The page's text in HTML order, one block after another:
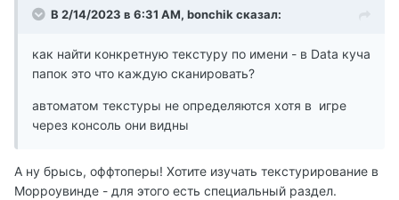
В 2/14/2023 в 6:31 AM, bonchikсказал:
как найти конкретную текстуру по имени - в Data куча
папок это что каждую сканировать?
автоматом текстуры не определяются хотя в игре
через консоль они видны
А ну брысь, оффтоперы! Хотите изучать текстурирование в
Морроувинде - для этого есть специальный раздел.